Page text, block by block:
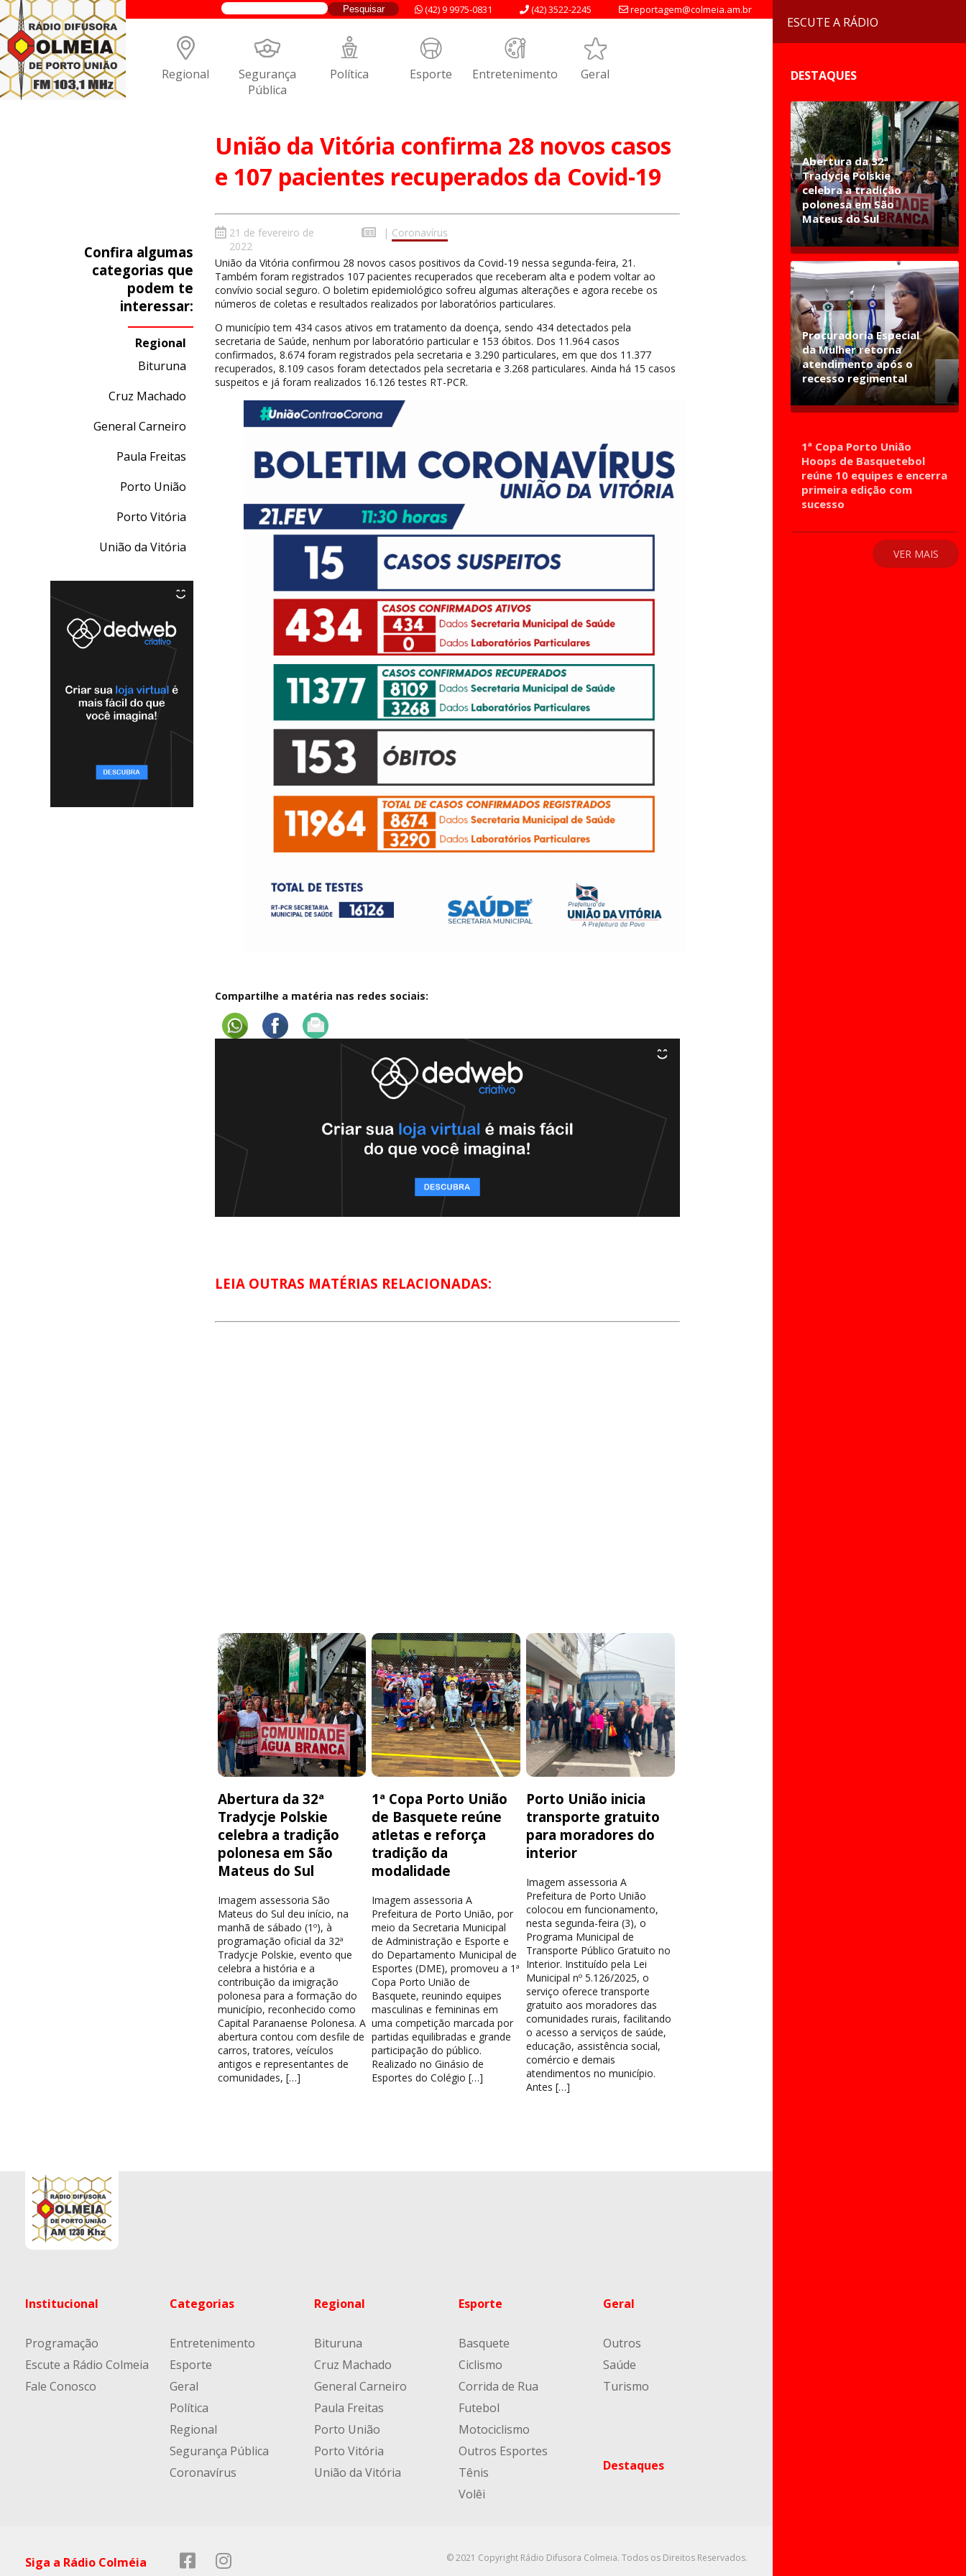
reportagem@colmeia.am.br
(42) 3522-2245
(42) 9 9975-0831
Regional Segurança
Pública
Política Esporte Entretenimento Geral
União da Vitória confirma 28 novos casos
e 107 pacientes recuperados da Covid-19
Confira algumas
categorias que
podem te
interessar:
Regional
Bituruna
Cruz Machado
General Carneiro
Paula Freitas
Porto União
Porto Vitória
União da Vitória
21 de fevereiro de
2022
| Coronavírus
União da Vitória confirmou 28 novos casos positivos da Covid-19 nessa segunda-feira, 21.
Também foram registrados 107 pacientes recuperados que receberam alta e podem voltar ao
convívio social seguro. O boletim epidemiológico sofreu algumas alterações e agora recebe os
números de coletas e resultados realizados por laboratórios particulares.
O município tem 434 casos ativos em tratamento da doença, sendo 434 detectados pela
secretaria de Saúde, nenhum por laboratório particular e 153 óbitos. Dos 11.964 casos
confirmados, 8.674 foram registrados pela secretaria e 3.290 particulares, em que dos 11.377
recuperados, 8.109 casos foram detectados pela secretaria e 3.268 particulares. Ainda há 15 casos
suspeitos e já foram realizados 16.126 testes RT-PCR.
Compartilhe a matéria nas redes sociais:
LEIA OUTRAS MATÉRIAS RELACIONADAS:
Abertura da 32ª
Tradycje Polskie
celebra a tradição
polonesa em São
Mateus do Sul
Imagem assessoria São
Mateus do Sul deu início, na
manhã de sábado (1º), à
programação oficial da 32ª
Tradycje Polskie, evento que
celebra a história e a
contribuição da imigração
polonesa para a formação do
município, reconhecido como
Capital Paranaense Polonesa. A
abertura contou com desfile de
carros, tratores, veículos
antigos e representantes de
comunidades, […]
1ª Copa Porto União
de Basquete reúne
atletas e reforça
tradição da
modalidade
Imagem assessoria A
Prefeitura de Porto União, por
meio da Secretaria Municipal
de Administração e Esporte e
do Departamento Municipal de
Esportes (DME), promoveu a 1ª
Copa Porto União de
Basquete, reunindo equipes
masculinas e femininas em
uma competição marcada por
partidas equilibradas e grande
participação do público.
Realizado no Ginásio de
Esportes do Colégio […]
Porto União inicia
transporte gratuito
para moradores do
interior
Imagem assessoria A
Prefeitura de Porto União
colocou em funcionamento,
nesta segunda-feira (3), o
Programa Municipal de
Transporte Público Gratuito no
Interior. Instituído pela Lei
Municipal nº 5.126/2025, o
serviço oferece transporte
gratuito aos moradores das
comunidades rurais, facilitando
o acesso a serviços de saúde,
educação, assistência social,
comércio e demais
atendimentos no município.
Antes […]
Institucional
Programação
Escute a Rádio Colmeia
Fale Conosco
Categorias
Entretenimento
Esporte
Geral
Política
Regional
Segurança Pública
Coronavírus
Regional
Bituruna
Cruz Machado
General Carneiro
Paula Freitas
Porto União
Porto Vitória
União da Vitória
Esporte
Basquete
Ciclismo
Corrida de Rua
Futebol
Motociclismo
Outros Esportes
Tênis
Volêi
Geral
Outros
Saúde
Turismo
Destaques
Siga a Rádio Colméia © 2021 Copyright Rádio Difusora Colmeia. Todos os Direitos Reservados.
ESCUTE A RÁDIO
DESTAQUES
Abertura da 32ª
Tradycje Polskie
celebra a tradição
polonesa em São
Mateus do Sul
Procuradoria Especial
da Mulher retorna
atendimento após o
recesso regimental
1ª Copa Porto União
Hoops de Basquetebol
reúne 10 equipes e encerra
primeira edição com
sucesso
VER MAIS